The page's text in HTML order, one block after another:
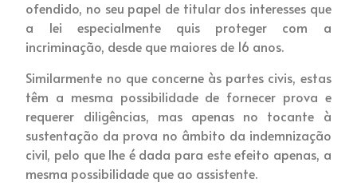
ofendido, no seu papel de titular dos interesses que
a lei especialmente quis proteger com a
incriminação, desde que maiores de 16 anos.
Similarmente no que concerne às partes civis, estas
têm a mesma possibilidade de fornecer prova e
requerer diligências, mas apenas no tocante à
sustentação da prova no âmbito da indemnização
civil, pelo que lhe é dada para este efeito apenas, a
mesma possibilidade que ao assistente.